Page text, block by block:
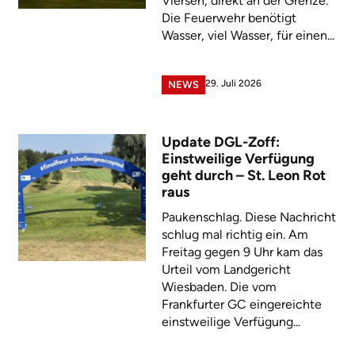
Die Feuerwehr benötigt
Wasser, viel Wasser, für einen...
NEWS 29. Juli 2026
Update DGL-Zoff:
Einstweilige Verfügung
geht durch – St. Leon Rot
raus
Paukenschlag. Diese Nachricht
schlug mal richtig ein. Am
Freitag gegen 9 Uhr kam das
Urteil vom Landgericht
Wiesbaden. Die vom
Frankfurter GC eingereichte
einstweilige Verfügung...